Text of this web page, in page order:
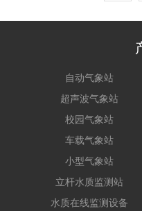
自动气象站
超声波气象站
校园气象站
车载气象站
小型气象站
立杆水质监测站
水质在线监测设备